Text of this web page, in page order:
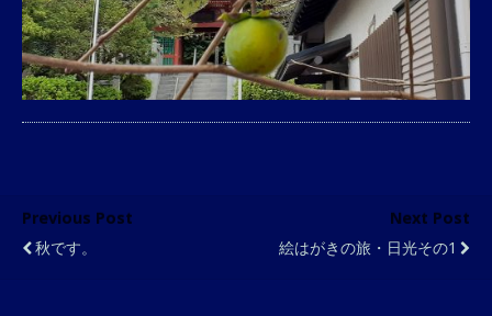
Previous Post
秋です。
Next Post
絵はがきの旅・日光その1